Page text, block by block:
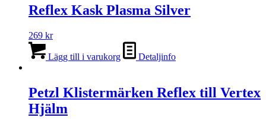
flera
varianter.
alternativen
kan
produktsidan
Reflex Kask Plasma Silver
269 kr
Lägg till i varukorg Detaljinfo
Petzl Klistermärken Reflex till Vertex
Hjälm